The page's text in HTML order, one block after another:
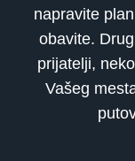
napravite
obavite.
prijatelji,
Vašeg